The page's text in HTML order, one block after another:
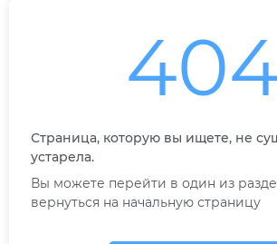
Страница, которую вы ищете, не
устарела.
Вы можете перейти в один из
вернуться на начальную страницу